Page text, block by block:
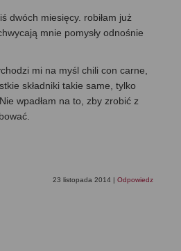
dwóch miesięcy. robiłam już
mnie pomysły odnośnie
mi na myśl chili con carne,
składniki takie same, tylko
wpadłam na to, zby zrobić z
23 listopada 2014 | Odpowiedz